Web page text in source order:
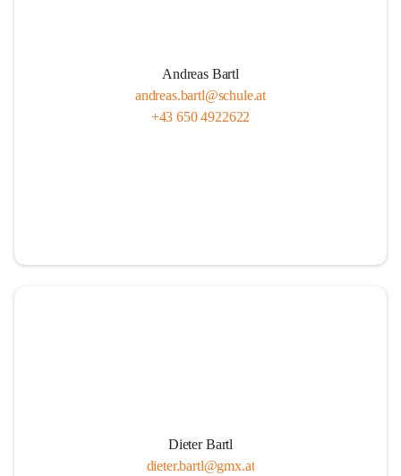
Andreas Bartl
andreas.bartl@schule.at
+43 650 4922622
Dieter Bartl
dieter.bartl@gmx.at